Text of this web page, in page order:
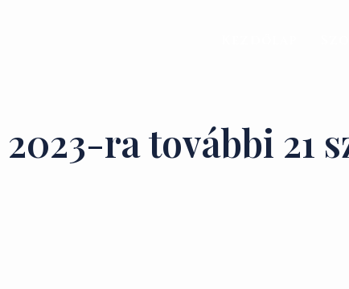
2023-ra további 21